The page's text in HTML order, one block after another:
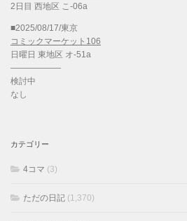
2日目 西地区 こ-06a
■2025/08/17/東京
コミックマーケット106
日曜日 東地区 オ-51a
——————
検討中
なし
カテゴリー
4コマ (3)
ただの日記 (1,370)